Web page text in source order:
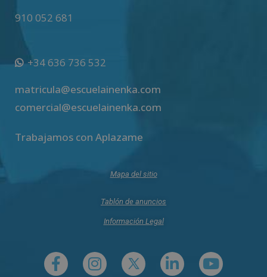
910 052 681
+34 636 736 532
matricula@escuelainenka.com
comercial@escuelainenka.com
Trabajamos con Aplazame
Mapa del sitio
Tablón de anuncios
Información Legal